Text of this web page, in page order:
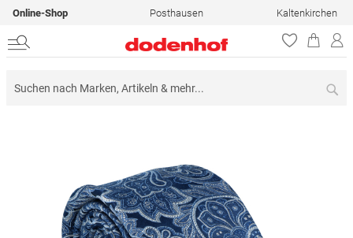
Online-Shop Posthausen Kaltenkirchen